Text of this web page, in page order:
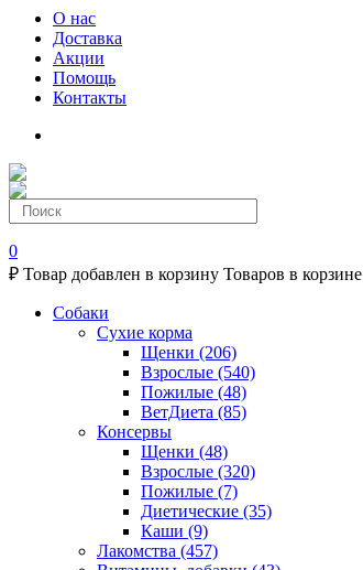
О нас
Доставка
Акции
Помощь
Контакты
0
₽ Товар добавлен в корзину Товаров в корзине
Собаки
Сухие корма
Щенки (206)
Взрослые (540)
Пожилые (48)
ВетДиета (85)
Консервы
Щенки (48)
Взрослые (320)
Пожилые (7)
Диетические (35)
Каши (9)
Лакомства (457)